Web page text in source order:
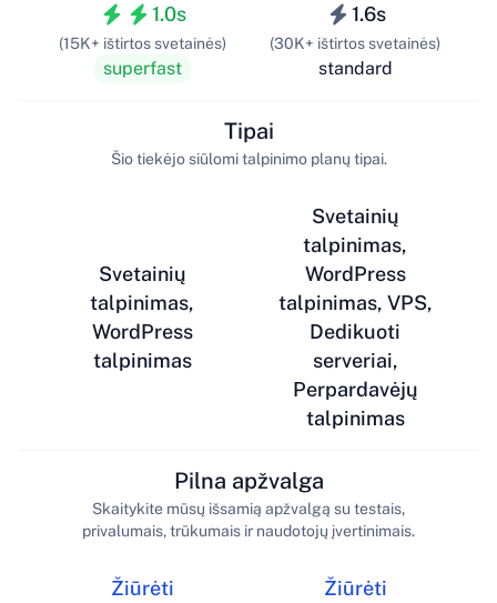
1.0s
(15K+ ištirtos svetainės)
superfast
1.6s
(30K+ ištirtos svetainės)
standard
Svetainių
talpinimas,
WordPress
talpinimas
Tipai
Šio tiekėjo siūlomi talpinimo planų tipai.
Svetainių
talpinimas,
WordPress
talpinimas, VPS,
Dedikuoti
serveriai,
Perpardavėjų
talpinimas
Žiūrėti
Pilna apžvalga
Skaitykite mūsų išsamią apžvalgą su testais,
privalumais, trūkumais ir naudotojų įvertinimais.
Žiūrėti